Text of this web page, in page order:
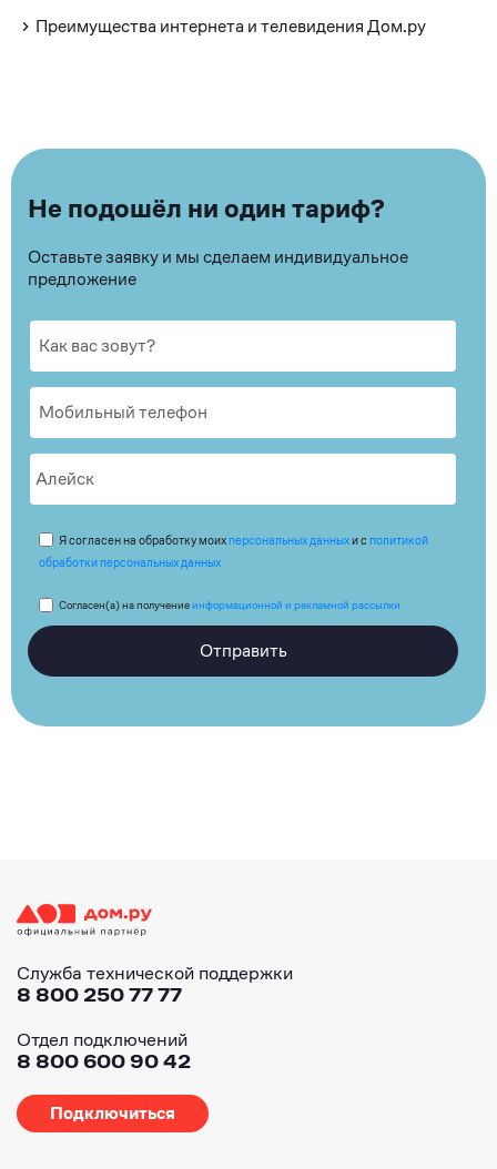
Преимущества интернета и телевидения Дом.ру
Не подошёл ни один тариф?
Оставьте заявку и мы сделаем индивидуальное
предложение
Я согласен на обработку моих персональных данныхи с политикой
обработки персональных данных
Согласен(а) на получениеинформационной и рекламной рассылки
Отправить
Служба технической поддержки
8 800 250 77 77
Отдел подключений
8 800 600 90 42
Подключиться